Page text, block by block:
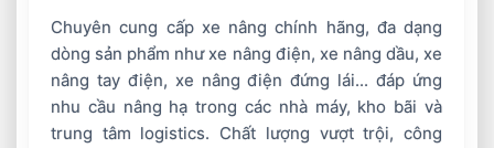
Chuyên cung cấp xe nâng chính hãng, đa dạng
dòng sản phẩm như xe nâng điện, xe nâng dầu, xe
nâng tay điện, xe nâng điện đứng lái... đáp ứng
nhu cầu nâng hạ trong các nhà máy, kho bãi và
trung tâm logistics. Chất lượng vượt trội, công